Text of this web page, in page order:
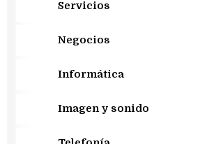
Servicios
Negocios
Informática
Imagen y sonido